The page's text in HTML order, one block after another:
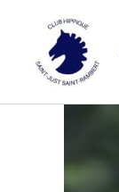
contenu